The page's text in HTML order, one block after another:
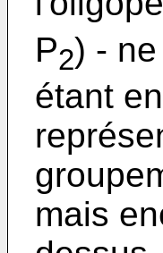
P2) -
étant
mais